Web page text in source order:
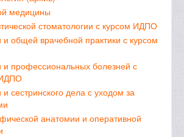
медицины
стоматологии с курсом ИДПО
и общей врачебной практики с курсом
и профессиональных болезней с
сестринского дела с уходом за
анатомии и оперативной